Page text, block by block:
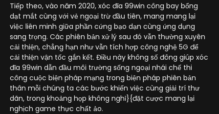
Tiếp theo, vào năm 2020, xóc đĩa 99win công bay bổng
dạt mắt cùng với vẻ ngoại trừ đầu tiên, mang mang lại
việc liên minh giữa phần cứng bạo dạn cùng ứng dụng
sang trọng. Các phiên bản xử lý sau đó vẫn thường xuyên
cải thiện, chẳng hạn như vẫn tích hợp công nghệ 5G để
cải thiện vận tốc gắn kết. Điều này không số đông giúp xóc
đĩa 99win dẫn đầu môi trường sống ngoại nhái chế thi
công cuộc biện pháp mạng trong biện pháp phiên bản
thân mỗi chúng ta các bước khiến việc cùng giải trí thư
dãn, trong khoảng họp không nghỉ}{đặt cược mang lại
nghịch game thực chất ảo.